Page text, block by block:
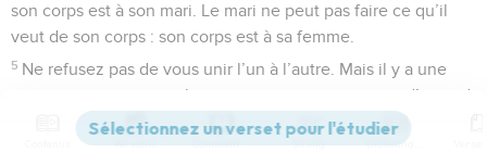
son corps est à son mari. Le mari ne peut pas faire ce qu’il
veut de son corps : son corps est à sa femme.
5 Ne refusez pas de vous unir l’un à l’autre. Mais il y a une
exception : si vous voulez mieux prier, mettez-vous d’accord
tous les deux pour agir ainsi pendant peu de temps. Ensuite,
retournez ensemble, sinon, vous risquez de ne plus être
Versions Commentaires Strong